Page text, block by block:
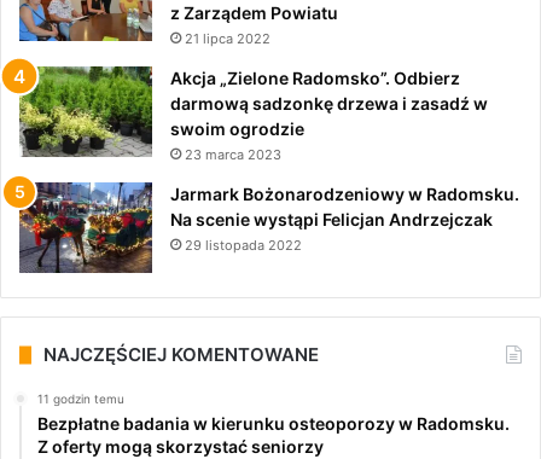
z Zarządem Powiatu
21 lipca 2022
Akcja „Zielone Radomsko”. Odbierz
darmową sadzonkę drzewa i zasadź w
swoim ogrodzie
23 marca 2023
Jarmark Bożonarodzeniowy w Radomsku.
Na scenie wystąpi Felicjan Andrzejczak
29 listopada 2022
NAJCZĘŚCIEJ KOMENTOWANE
11 godzin temu
Bezpłatne badania w kierunku osteoporozy w Radomsku.
Z oferty mogą skorzystać seniorzy